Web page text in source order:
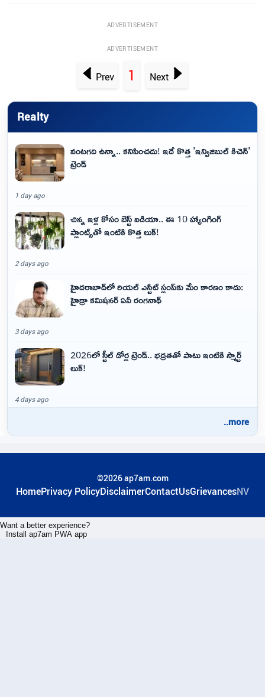
ADVERTISEMENT
ADVERTISEMENT
Prev 1 Next
Realty
వంటగది ఉన్నా.. కనిపించదు! ఇదే కొత్త 'ఇన్విజిబుల్ కిచెన్'
ట్రెండ్
1 day ago
చిన్న ఇళ్ల కోసం బెస్ట్ ఐడియా.. ఈ 10 హ్యాంగింగ్
ప్లాంట్స్‌తో ఇంటికి కొత్త లుక్!
2 days ago
హైదరాబాద్‌లో రియల్ ఎస్టేట్ స్లంప్‌కు మేం కారణం కాదు:
హైడ్రా కమిషనర్ ఏవీ రంగనాథ్
3 days ago
2026లో స్టీల్ డోర్ల ట్రెండ్.. భద్రతతో పాటు ఇంటికి స్మార్ట్
లుక్!
4 days ago
..more
©2026 ap7am.com
HomePrivacy PolicyDisclaimerContactUsGrievancesNV
Want a better experience?
Install ap7am PWA app